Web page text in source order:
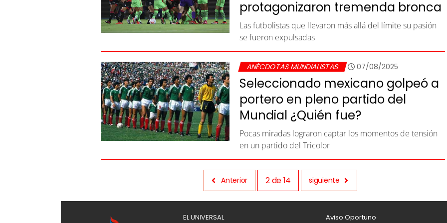
protagonizaron tremenda bronca
Las futbolistas que llevaron más allá del límite su pasión
se fueron expulsadas
ANÉCDOTAS MUNDIALISTAS 07/08/2025
Seleccionado mexicano golpeó a
portero en pleno partido del
Mundial ¿Quién fue?
Pocas miradas lograron captar los momentos de tensión
en un partido del Tricolor
Anterior 2de14 siguiente
EL UNIVERSAL Aviso Oportuno